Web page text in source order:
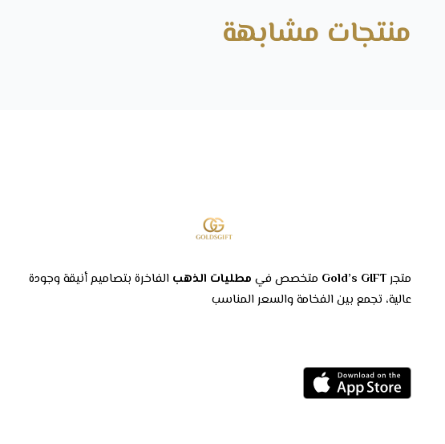
منتجات مشابهة
متجرGold’s GIFT متخصص في مطليات الذهب الفاخرة بتصاميم أنيقة وجودة
عالية، تجمع بين الفخامة والسعر المناسب